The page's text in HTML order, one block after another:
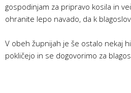
gospodinjam za pripravo kosila in
ohranite lepo navado, da k
V obeh župnijah je še ostalo nekaj
pokličejo in se dogovorimo za